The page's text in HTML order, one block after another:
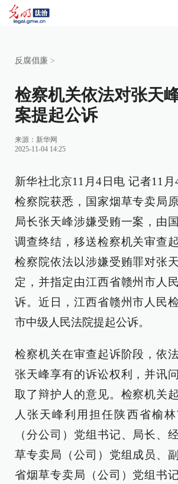
反腐倡廉 >
检察机关依法对张天
案提起公诉
来源： 新华网
2025-11-04 14:25
新华社北京11月4日电 记者11
检察院获悉，国家烟草专卖局
局长张天峰涉嫌受贿一案，由
调查终结，移送检察机关审查
检察院依法以涉嫌受贿罪对张
定，并指定由江西省赣州市人
诉。近日，江西省赣州市人民
市中级人民法院提起公诉。
检察机关在审查起诉阶段，依
张天峰享有的诉讼权利，并讯
取了辩护人的意见。检察机关
人张天峰利用担任陕西省榆
（分公司）党组书记、局长、
草专卖局（公司）党组成员、
省烟草专卖局（公司）党组书